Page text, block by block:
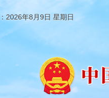
2026年8月9日 星期日